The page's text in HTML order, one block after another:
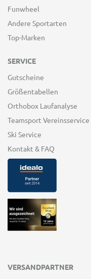
Funwheel
Andere Sportarten
Top-Marken
SERVICE
Gutscheine
Größentabellen
Orthobox Laufanalyse
Teamsport Vereinsservice
Ski Service
Kontakt & FAQ
VERSANDPARTNER